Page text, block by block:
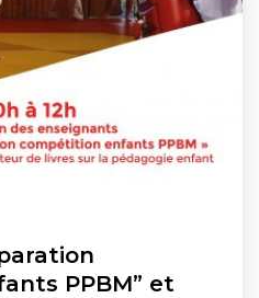
PPBM” et